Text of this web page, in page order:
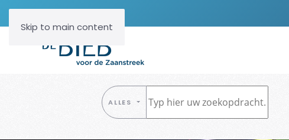
Skip to main content
ALLES